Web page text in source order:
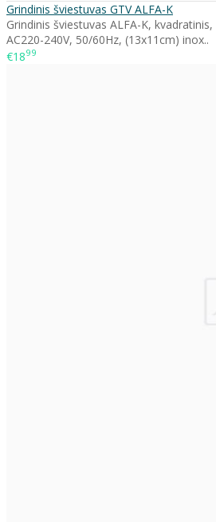
Grindinis šviestuvas GTV ALFA-K
Grindinis šviestuvas ALFA-K,
AC220-240V, 50/60Hz, (13x11cm) inox..
€1899